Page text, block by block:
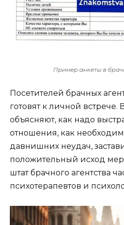
Пример анкеты в
Посетителей брачных
готовят к личной встрече.
объясняют, как надо
отношения, как
давнишних неудач,
положительный исход
штат брачного агентства
психотерапевтов и